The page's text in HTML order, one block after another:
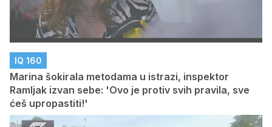
IQ 160
Marina šokirala metodama u istrazi, inspektor
Ramljak izvan sebe: 'Ovo je protiv svih pravila, sve
ćeš upropastiti!'